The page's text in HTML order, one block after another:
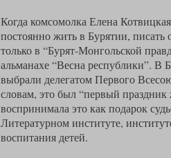
Когда комсомолка Елена
постоянно жить в Бурятии,
только в “Бурят-Монгольской
альманахе “Весна республики”. В
выбрали делегатом Первого
словам, это был “первый
воспринимала это как подарок
Литературном институте,
воспитания детей.